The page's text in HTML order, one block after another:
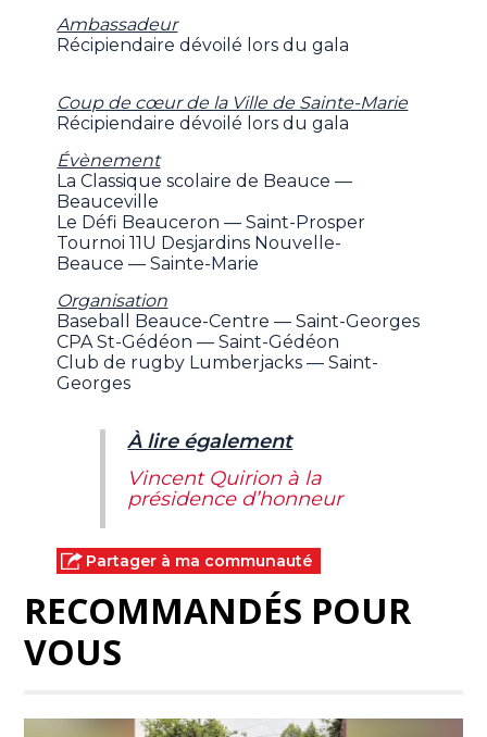
Ambassadeur
Récipiendaire dévoilé lors du gala
Coup de cœur de la Ville de Sainte-Marie
Récipiendaire dévoilé lors du gala
Évènement
La Classique scolaire de Beauce —
Beauceville
Le Défi Beauceron — Saint-Prosper
Tournoi 11U Desjardins Nouvelle-
Beauce — Sainte-Marie
Organisation
Baseball Beauce-Centre — Saint-Georges
CPA St-Gédéon — Saint-Gédéon
Club de rugby Lumberjacks — Saint-
Georges
À lire également
Vincent Quirion à la
présidence d’honneur
Partager à ma communauté
RECOMMANDÉS POUR
VOUS